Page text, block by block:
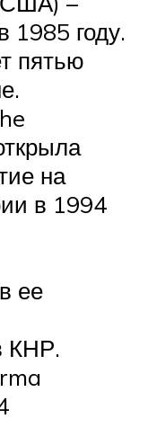
1985 году.
пятью
на
в 1994
ее
КНР.